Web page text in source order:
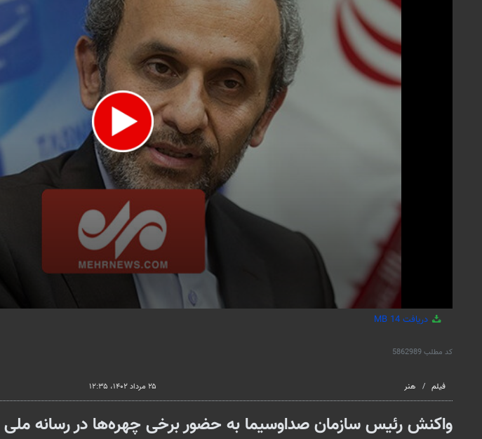
دریافت 14 MB
کد مطلب5862989
فیلم هنر ۲۵ مرداد ۱۴۰۲، ۱۲:۳۵
واکنش رئیس سازمان صداوسیما به حضور برخی چهره‌ها در رسانه ملی